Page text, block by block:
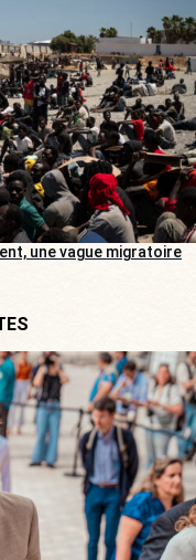
une vague migratoire